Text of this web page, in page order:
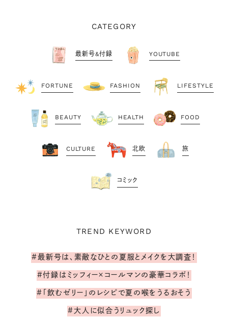
CATEGORY
最新号&付録 YOUTUBE
FORTUNE FASHION LIFESTYLE
BEAUTY HEALTH FOOD
CULTURE 北欧 旅
コミック
TREND KEYWORD
#最新号は、素敵なひとの夏服とメイクを大調査！
#付録はミッフィー×コールマンの豪華コラボ！
#「飲むゼリー」のレシピで夏の喉をうるおそう
#大人に似合うリュック探し